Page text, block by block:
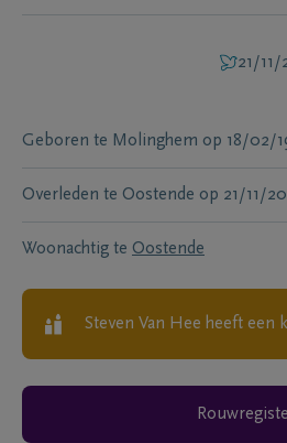
21/11/
Geboren te Molinghem op 18/02/
Overleden te Oostende op 21/11/
Woonachtig te Oostende
Steven Van Hee heeft een